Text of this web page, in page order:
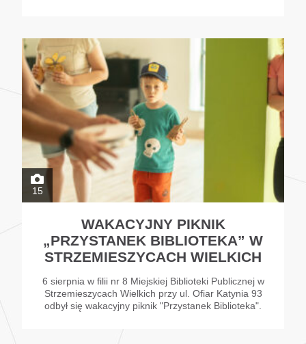
15
WAKACYJNY PIKNIK
„PRZYSTANEK BIBLIOTEKA” W
STRZEMIESZYCACH WIELKICH
6 sierpnia w filii nr 8 Miejskiej Biblioteki Publicznej w
Strzemieszycach Wielkich przy ul. Ofiar Katynia 93
odbył się wakacyjny piknik "Przystanek Biblioteka".